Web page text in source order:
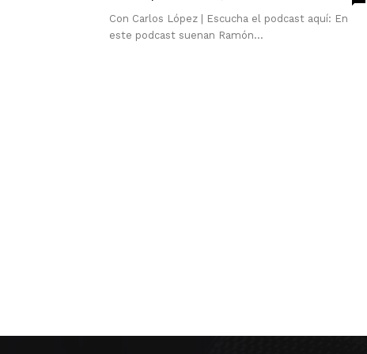
Con Carlos López | Escucha el podcast aquí: En
este podcast suenan Ramón...